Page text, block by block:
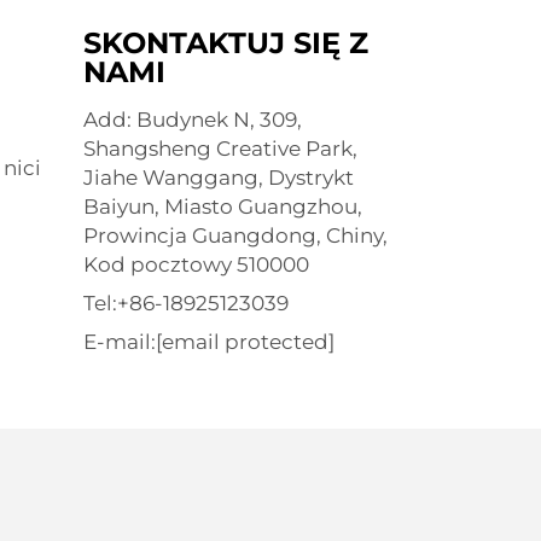
nici
SKONTAKTUJ SIĘ Z
NAMI
Add: Budynek N, 309,
Shangsheng Creative Park,
Jiahe Wanggang, Dystrykt
Baiyun, Miasto Guangzhou,
Prowincja Guangdong, Chiny,
Kod pocztowy 510000
Tel:+86-18925123039
E-mail:[email protected]